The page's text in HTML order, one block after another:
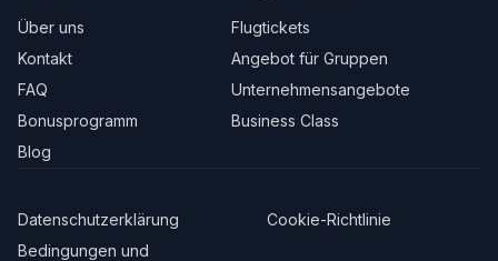
Über uns
Kontakt
FAQ
Bonusprogramm
Blog
Flugtickets
Angebot für Gruppen
Unternehmensangebote
Business Class
Datenschutzerklärung
Cookie-Richtlinie
Bedingungen und